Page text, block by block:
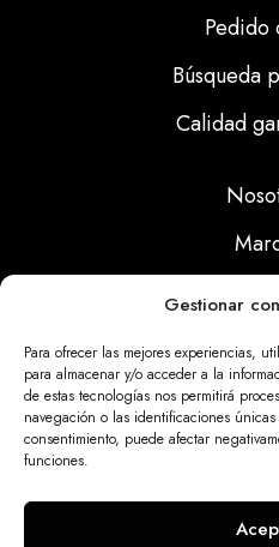
Gestionar
Para ofrecer las mejores experiencias,
para almacenar y/o acceder a la
de estas tecnologías nos permitirá
navegación o las identificaciones
consentimiento, puede afectar
funciones.
Pedido
Búsqueda
Calidad
Aviso
Politicas